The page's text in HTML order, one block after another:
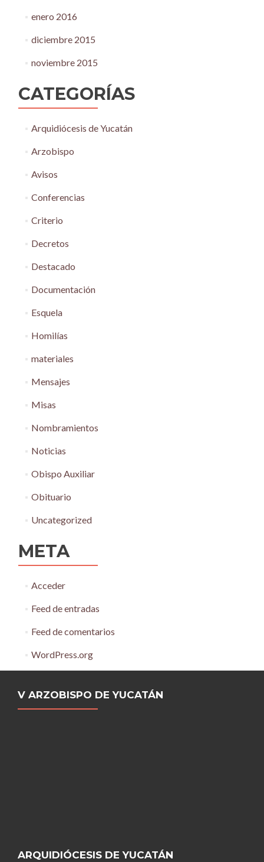
enero 2016
diciembre 2015
noviembre 2015
CATEGORÍAS
Arquidiócesis de Yucatán
Arzobispo
Avisos
Conferencias
Criterio
Decretos
Destacado
Documentación
Esquela
Homilías
materiales
Mensajes
Misas
Nombramientos
Noticias
Obispo Auxiliar
Obituario
Uncategorized
META
Acceder
Feed de entradas
Feed de comentarios
WordPress.org
V ARZOBISPO DE YUCATÁN
ARQUIDIÓCESIS DE YUCATÁN